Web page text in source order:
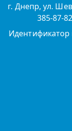
г. Днепр, ул.
385-87-
Идентификатор